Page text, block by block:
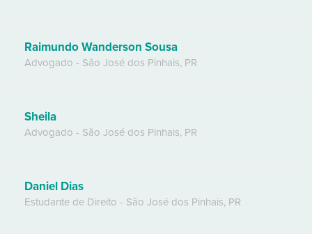
Raimundo Wanderson Sousa
Advogado - São José dos Pinhais, PR
Sheila
Advogado - São José dos Pinhais, PR
Daniel Dias
Estudante de Direito - São José dos Pinhais, PR